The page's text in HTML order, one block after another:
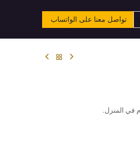
تواصل معنا على الواتساب